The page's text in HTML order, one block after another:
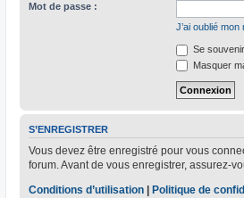
Mot de passe :
J’ai oublié
Se
Masquer
S’ENREGISTRER
Vous devez être enregistré pour vous
forum. Avant de vous enregistrer, assurez-
Conditions d’utilisation | Politique de